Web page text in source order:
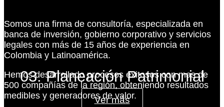
03. Planeación Patrimonial
Ver más
Somos una firma de consultoría, especializada en
banca de inversión, gobierno corporativo y servicios
legales con más de 15 años de experiencia en
Colombia y Latinoamérica.
Hemos desarrollado procesos exitosos con mas de
500 compañías de la región, obteniendo resultados
medibles y generadores de valor.